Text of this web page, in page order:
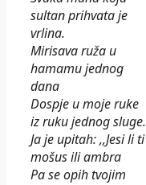
sultan prihvata je
vrlina.
Mirisava ruža u
hamamu jednog
dana
Dospje u moje ruke
iz ruku jednog sluge.
Ja je upitah: ,,Jesi li ti
mošus ili ambra
Pa se opih tvojim